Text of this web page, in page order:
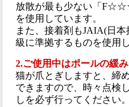
放散が最も少ない「
を使用しています。
また、接着剤もJAIA(日
級に準拠するものを使用
2.ご使用中はポールの緩
猫が爪とぎしますと、締
できますので、時々点検
しを必ず行ってください。